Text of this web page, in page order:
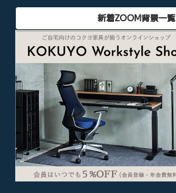
新着ZOOM背景一覧